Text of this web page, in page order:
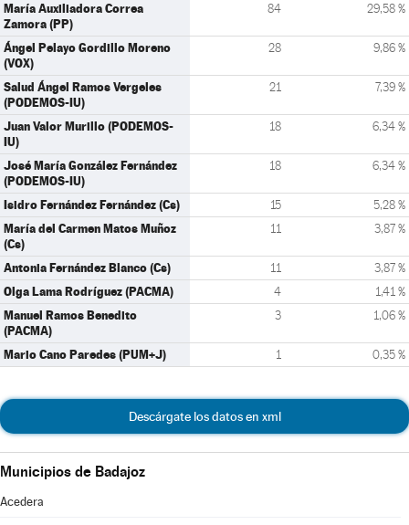
María Auxiliadora Correa
Zamora (PP)
84 29,58 %
Ángel Pelayo Gordillo Moreno
(VOX)
28 9,86 %
Salud Ángel Ramos Vergeles
(PODEMOS-IU)
21 7,39 %
Juan Valor Murillo (PODEMOS-
IU)
18 6,34 %
José María González Fernández
(PODEMOS-IU)
18 6,34 %
Isidro Fernández Fernández (Cs) 15 5,28 %
María del Carmen Matos Muñoz
(Cs)
11 3,87 %
Antonia Fernández Blanco (Cs) 11 3,87 %
Olga Lama Rodríguez (PACMA) 4 1,41 %
Manuel Ramos Benedito
(PACMA)
3 1,06 %
Mario Cano Paredes (PUM+J) 1 0,35 %
Descárgate los datos en xml
Municipios de Badajoz
Acedera